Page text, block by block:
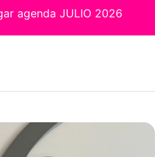
agenda JULIO 2026